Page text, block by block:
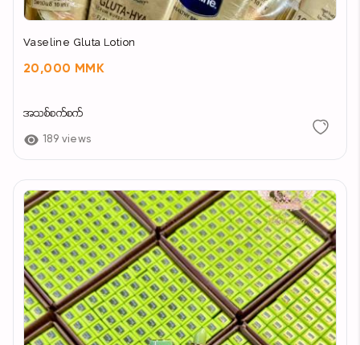
Vaseline Gluta Lotion
20,000 MMK
အသစ်စက်စက်
189 views